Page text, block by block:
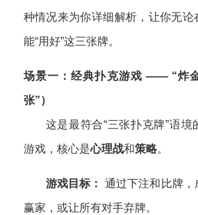
种情况来为你详细解析，让你无论
能“用好”这三张牌。
场景一：经典扑克游戏 —— “炸
张”）
这是最符合“三张扑克牌”语境
游戏，核心是心理战和策略。
游戏目标： 通过下注和比牌，
赢家，或让所有对手弃牌。